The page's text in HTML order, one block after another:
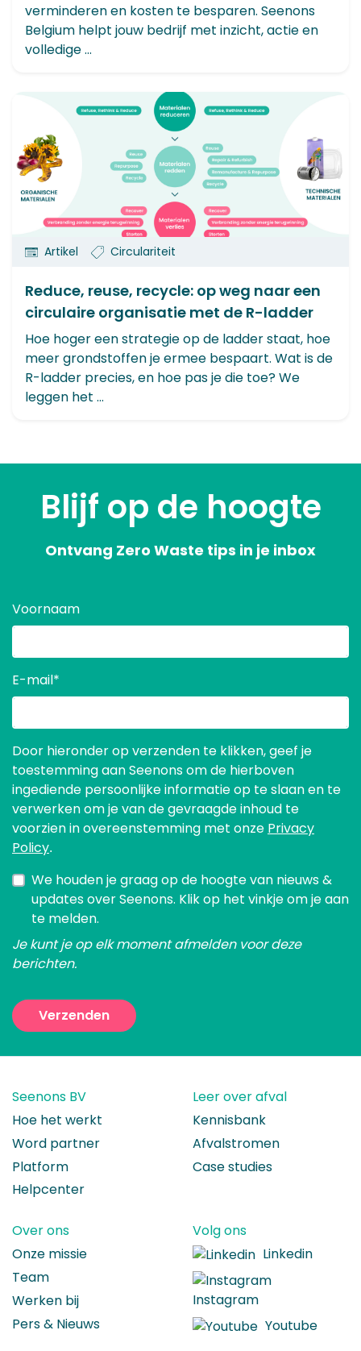
verminderen en kosten te besparen. Seenons
Belgium helpt jouw bedrijf met inzicht, actie en
volledige ...
Artikel Circulariteit
Reduce, reuse, recycle: op weg naar een
circulaire organisatie met de R-ladder
Hoe hoger een strategie op de ladder staat, hoe
meer grondstoffen je ermee bespaart. Wat is de
R-ladder precies, en hoe pas je die toe? We
leggen het ...
Blijf op de hoogte
Ontvang Zero Waste tips in je inbox
Voornaam
E-mail*
Door hieronder op verzenden te klikken, geef je
toestemming aan Seenons om de hierboven
ingediende persoonlijke informatie op te slaan en te
verwerken om je van de gevraagde inhoud te
voorzien in overeenstemming met onze Privacy
Policy.
We houden je graag op de hoogte van nieuws &
updates over Seenons. Klik op het vinkje om je aan
te melden.
Je kunt je op elk moment afmelden voor deze
berichten.
Seenons BV
Hoe het werkt
Word partner
Platform
Helpcenter
Leer over afval
Kennisbank
Afvalstromen
Case studies
Over ons
Onze missie
Team
Werken bij
Pers & Nieuws
Volg ons
Linkedin
Instagram
Youtube